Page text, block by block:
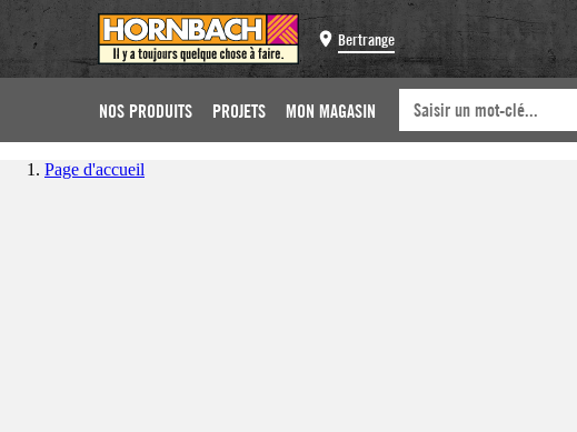
Bertrange
NOS PRODUITS PROJETS MON MAGASIN
Page d'accueil